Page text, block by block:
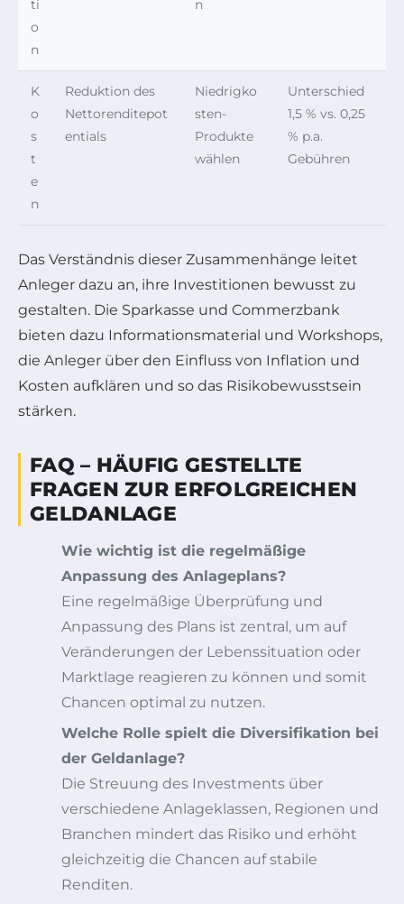
ti
o
n
n
K
o
s
t
e
n
Reduktion des
Nettorenditepot
entials
Niedrigko
sten-
Produkte
wählen
Unterschied
1,5 % vs. 0,25
% p.a.
Gebühren
Das Verständnis dieser Zusammenhänge leitet
Anleger dazu an, ihre Investitionen bewusst zu
gestalten. Die Sparkasse und Commerzbank
bieten dazu Informationsmaterial und Workshops,
die Anleger über den Einfluss von Inflation und
Kosten aufklären und so das Risikobewusstsein
stärken.
FAQ – HÄUFIG GESTELLTE
FRAGEN ZUR ERFOLGREICHEN
GELDANLAGE
Wie wichtig ist die regelmäßige
Anpassung des Anlageplans?
Eine regelmäßige Überprüfung und
Anpassung des Plans ist zentral, um auf
Veränderungen der Lebenssituation oder
Marktlage reagieren zu können und somit
Chancen optimal zu nutzen.
Welche Rolle spielt die Diversifikation bei
der Geldanlage?
Die Streuung des Investments über
verschiedene Anlageklassen, Regionen und
Branchen mindert das Risiko und erhöht
gleichzeitig die Chancen auf stabile
Renditen.